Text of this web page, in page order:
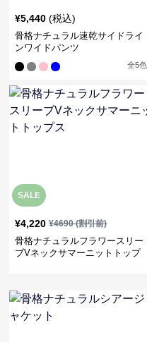
¥5,440 (税込)
骨格ナチュラル速乾サイドライ
ンワイドパンツ
全5色
SALE
¥4,220 ¥4690(割引前)
骨格ナチュラルフラワースリー
ブVネックサマーニットトップ